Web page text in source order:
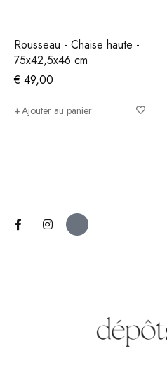
Rousseau - Chaise haute -
75x42,5x46 cm
€ 49,00
Ajouter au panier